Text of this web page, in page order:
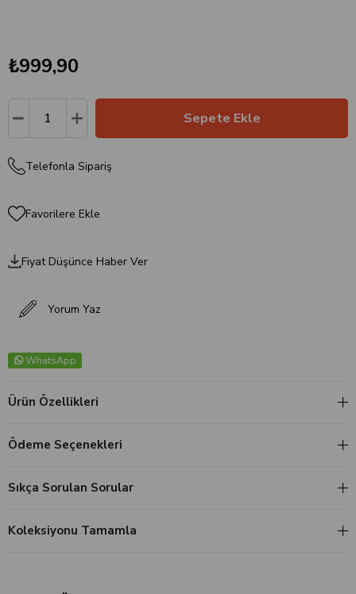
₺999,90
Telefonla Sipariş
Favorilere Ekle
Fiyat Düşünce Haber Ver
Yorum Yaz
WhatsApp
Ürün Özellikleri
Ödeme Seçenekleri
Sıkça Sorulan Sorular
Koleksiyonu Tamamla